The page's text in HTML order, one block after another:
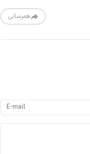
همرسانی